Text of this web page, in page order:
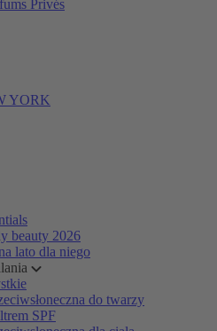
Privés
YORK
beauty 2026
lato dla niego
do twarzy
SPF